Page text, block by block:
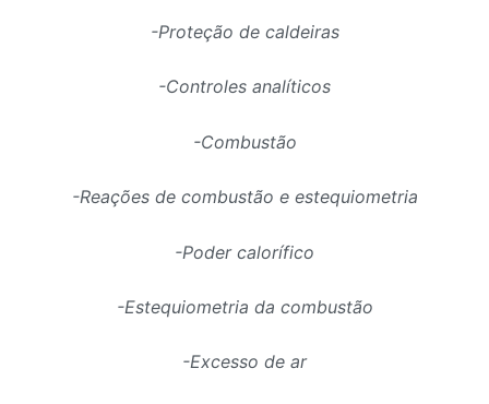
-Proteção de caldeiras
-Controles analíticos
-Combustão
-Reações de combustão e estequiometria
-Poder calorífico
-Estequiometria da combustão
-Excesso de ar